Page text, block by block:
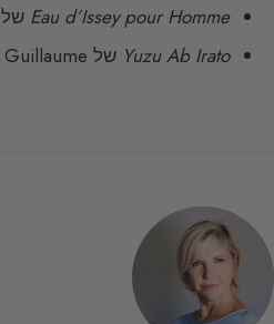
Eau d’Issey pour Homme של Issey Miyake
Yuzu Ab Irato של Pierre Guillaume